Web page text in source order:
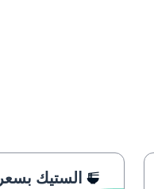
الستيك بسعر 120 دولار